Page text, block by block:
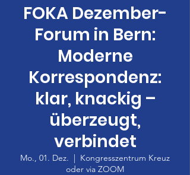
FOKA Dezember-
Forum in Bern:
Moderne
Korrespondenz:
klar, knackig –
überzeugt,
verbindet
Mo., 01. Dez.
  |
Kongresszentrum Kreuz
oder via ZOOM